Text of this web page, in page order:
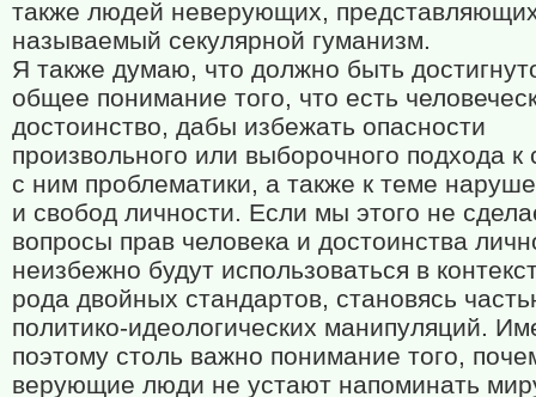
также людей неверующих,
называемый секулярной гуманизм.
Я также думаю, что должно быть
общее понимание того, что есть
достоинство, дабы избежать опасности
произвольного или выборочного подхода к
с ним проблематики, а также к теме
и свобод личности. Если мы этого не
вопросы прав человека и достоинства
неизбежно будут использоваться в
рода двойных стандартов, становясь
политико-идеологических манипуляций.
поэтому столь важно понимание того,
верующие люди не устают напоминать